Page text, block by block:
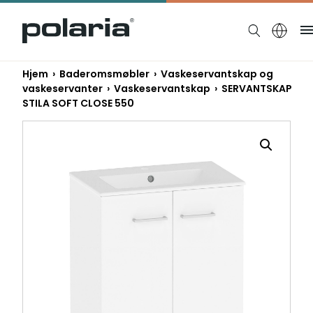
https://polaria.fi/name
Hjem › Baderomsmøbler › Vaskeservantskap og
vaskeservanter › Vaskeservantskap › SERVANTSKAP
STILA SOFT CLOSE 550